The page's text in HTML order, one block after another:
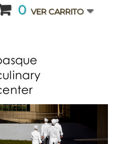
0 VER CARRITO